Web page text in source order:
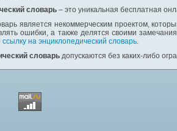
словарь – это уникальная бесплатная
является некоммерческим проектом,
ошибки, а также делятся своими
ссылку на энциклопедический словарь.
словарь допускаются без каких-либо